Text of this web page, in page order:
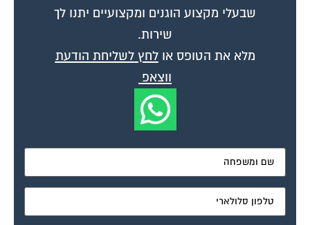
שבעלי מקצוע הוגנים ומקצועיים יתנו לך
שירות.
מלא את הטופס אולחץ לשליחת הודעת
ווצאפ